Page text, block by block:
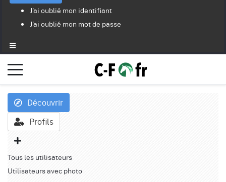
J'ai oublié mon identifiant
J'ai oublié mon mot de passe
Découvrir
Profils
Tous les utilisateurs
Utilisateurs avec photo